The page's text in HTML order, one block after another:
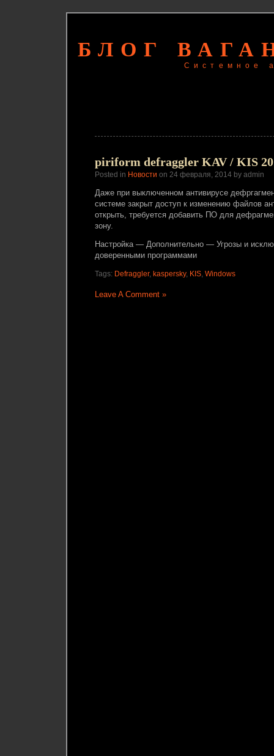
БЛОГ
Системное
piriform defraggler KAV / KIS
Posted in Новости on 24 февраля, 2014 by admin
Даже при выключенном антивирусе
системе закрыт доступ к изменению файлов
открыть, требуется добавить ПО для
зону.
Настройка — Дополнительно — Угрозы и
доверенными программами
Tags: Defraggler, kaspersky, KIS, Windows
Leave A Comment »